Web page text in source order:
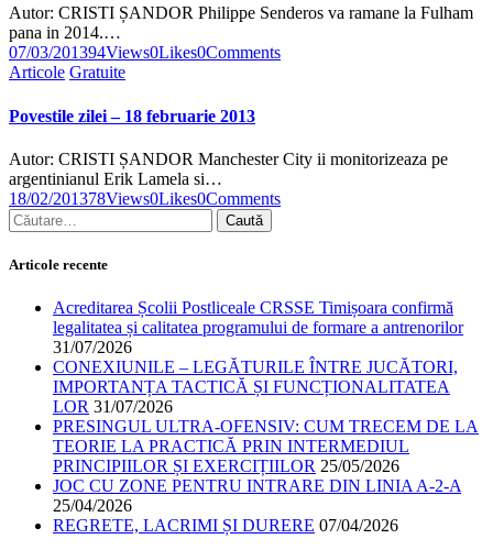
Autor: CRISTI ȘANDOR Philippe Senderos va ramane la Fulham
pana in 2014.…
07/03/201394Views0Likes0Comments
Articole Gratuite
Povestile zilei – 18 februarie 2013
Autor: CRISTI ȘANDOR Manchester City ii monitorizeaza pe
argentinianul Erik Lamela si…
18/02/201378Views0Likes0Comments
Articole recente
Acreditarea Școlii Postliceale CRSSE Timișoara confirmă
legalitatea și calitatea programului de formare a antrenorilor
31/07/2026
CONEXIUNILE – LEGĂTURILE ÎNTRE JUCĂTORI,
IMPORTANȚA TACTICĂ ȘI FUNCȚIONALITATEA
LOR 31/07/2026
PRESINGUL ULTRA-OFENSIV: CUM TRECEM DE LA
TEORIE LA PRACTICĂ PRIN INTERMEDIUL
PRINCIPIILOR ȘI EXERCIȚIILOR 25/05/2026
JOC CU ZONE PENTRU INTRARE DIN LINIA A-2-A
25/04/2026
REGRETE, LACRIMI ȘI DURERE 07/04/2026